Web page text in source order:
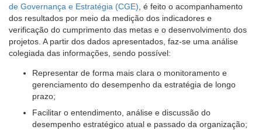
Contato
de Governança e Estratégia (CGE) , é feito o acompanhamento
dos resultados por meio da medição dos indicadores e
verificação do cumprimento das metas e o desenvolvimento dos
projetos. A partir dos dados apresentados, faz-se uma análise
colegiada das informações, sendo possível:
Representar de forma mais clara o monitoramento e
gerenciamento do desempenho da estratégia de longo
prazo;
Facilitar o entendimento, análise e discussão do
desempenho estratégico atual e passado da organização;